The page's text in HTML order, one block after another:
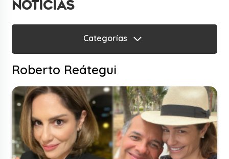
NOTICIAS
Categorías
Roberto Reátegui